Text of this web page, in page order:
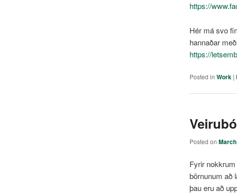
https://
Hér má svo
hannaðar
https://
Posted in Work |
Posted on
Fyrir
börnunum að
þau eru að